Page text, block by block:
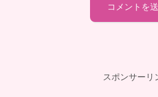
スポンサーリ